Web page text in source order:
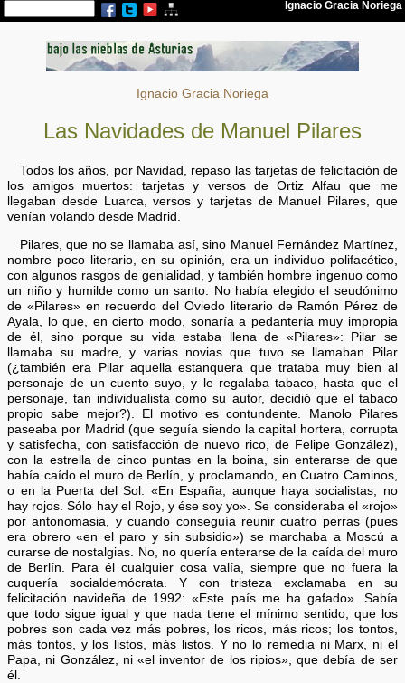
Ignacio Gracia Noriega
Las Navidades de Manuel Pilares
Todos los años, por Navidad, repaso las tarjetas de felicitación de
los amigos muertos: tarjetas y versos de Ortiz Alfau que me
llegaban desde Luarca, versos y tarjetas de Manuel Pilares, que
venían volando desde Madrid.
Pilares, que no se llamaba así, sino Manuel Fernández Martínez,
nombre poco literario, en su opinión, era un individuo polifacético,
con algunos rasgos de genialidad, y también hombre ingenuo como
un niño y humilde como un santo. No había elegido el seudónimo
de «Pilares» en recuerdo del Oviedo literario de Ramón Pérez de
Ayala, lo que, en cierto modo, sonaría a pedantería muy impropia
de él, sino porque su vida estaba llena de «Pilares»: Pilar se
llamaba su madre, y varias novias que tuvo se llamaban Pilar
(¿también era Pilar aquella estanquera que trataba muy bien al
personaje de un cuento suyo, y le regalaba tabaco, hasta que el
personaje, tan individualista como su autor, decidió que el tabaco
propio sabe mejor?). El motivo es contundente. Manolo Pilares
paseaba por Madrid (que seguía siendo la capital hortera, corrupta
y satisfecha, con satisfacción de nuevo rico, de Felipe González),
con la estrella de cinco puntas en la boina, sin enterarse de que
había caído el muro de Berlín, y proclamando, en Cuatro Caminos,
o en la Puerta del Sol: «En España, aunque haya socialistas, no
hay rojos. Sólo hay el Rojo, y ése soy yo». Se consideraba el «rojo»
por antonomasia, y cuando conseguía reunir cuatro perras (pues
era obrero «en el paro y sin subsidio») se marchaba a Moscú a
curarse de nostalgias. No, no quería enterarse de la caída del muro
de Berlín. Para él cualquier cosa valía, siempre que no fuera la
cuquería socialdemócrata. Y con tristeza exclamaba en su
felicitación navideña de 1992: «Este país me ha gafado». Sabía
que todo sigue igual y que nada tiene el mínimo sentido; que los
pobres son cada vez más pobres, los ricos, más ricos; los tontos,
más tontos, y los listos, más listos. Y no lo remedia ni Marx, ni el
Papa, ni González, ni «el inventor de los ripios», que debía de ser
él.